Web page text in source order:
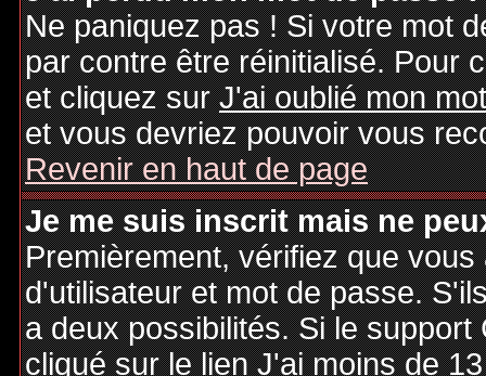
Ne paniquez pas ! Si votre mot
par contre être réinitialisé. Pour
et cliquez surJ'ai oublié mon
et vous devriez pouvoir vous
Revenir en haut de page
Je me suis inscrit mais ne
Premièrement, vérifiez que
d'utilisateur et mot de passe.
a deux possibilités. Si le
cliqué sur le lienJ'ai moins de